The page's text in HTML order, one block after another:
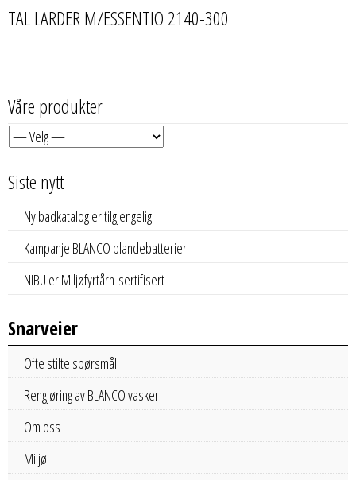
TAL LARDER M/ESSENTIO 2140-300
Våre produkter
Siste nytt
Ny badkatalog er tilgjengelig
Kampanje BLANCO blandebatterier
NIBU er Miljøfyrtårn-sertifisert
Snarveier
Ofte stilte spørsmål
Rengjøring av BLANCO vasker
Om oss
Miljø